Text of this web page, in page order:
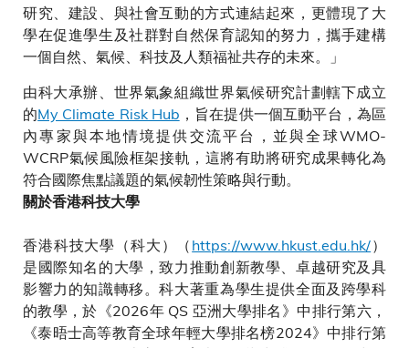
研究、建設、與社會互動的方式連結起來，更體現了大
學在促進學生及社群對自然保育認知的努力，攜手建構
一個自然、氣候、科技及人類福祉共存的未來。」
由科大承辦、世界氣象組織世界氣候研究計劃轄下成立
的My Climate Risk Hub ，旨在提供一個互動平台，為區
內專家與本地情境提供交流平台，並與全球WMO-
WCRP氣候風險框架接軌，這將有助將研究成果轉化為
符合國際焦點議題的氣候韌性策略與行動。
關於香港科技大學
香港科技大學（科大）（https://www.hkust.edu.hk/）
是國際知名的大學，致力推動創新教學、卓越研究及具
影響力的知識轉移。科大著重為學生提供全面及跨學科
的教學，於《2026年 QS 亞洲大學排名》中排行第六，
《泰晤士高等教育全球年輕大學排名榜2024》中排行第